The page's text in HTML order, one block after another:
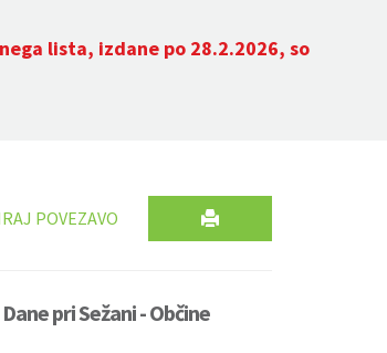
lista, izdane po 28.2.2026, so
POVEZAVO
pri Sežani - Občine